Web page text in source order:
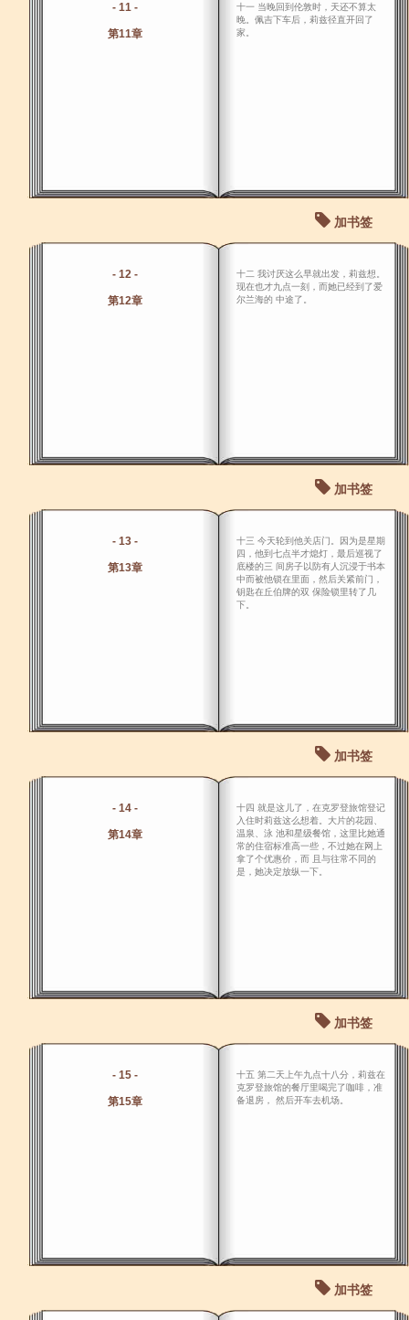
- 11 -
第11章
十一 当晚回到伦敦时，天还不算太
晚。佩吉下车后，莉兹径直开回了
家。
加书签
- 12 -
第12章
十二 我讨厌这么早就出发，莉兹想。
现在也才九点一刻，而她已经到了爱
尔兰海的 中途了。
加书签
- 13 -
第13章
十三 今天轮到他关店门。因为是星期
四，他到七点半才熄灯，最后巡视了
底楼的三 间房子以防有人沉浸于书本
中而被他锁在里面，然后关紧前门，
钥匙在丘伯牌的双 保险锁里转了几
下。
加书签
- 14 -
第14章
十四 就是这儿了，在克罗登旅馆登记
入住时莉兹这么想着。大片的花园、
温泉、泳 池和星级餐馆，这里比她通
常的住宿标准高一些，不过她在网上
拿了个优惠价，而 且与往常不同的
是，她决定放纵一下。
加书签
- 15 -
第15章
十五 第二天上午九点十八分，莉兹在
克罗登旅馆的餐厅里喝完了咖啡，准
备退房， 然后开车去机场。
加书签